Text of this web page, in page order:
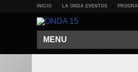
INICIO LA ONDA EVENTOS
MENU